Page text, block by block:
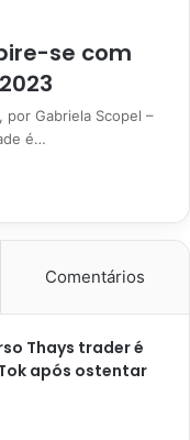
se com
Gabriela Scopel –
é…
Comentários
Thays trader é
após ostentar